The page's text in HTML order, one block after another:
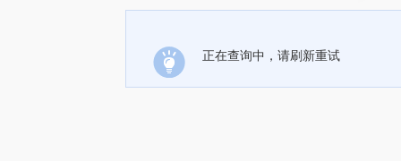
正在查询中，请刷新重试